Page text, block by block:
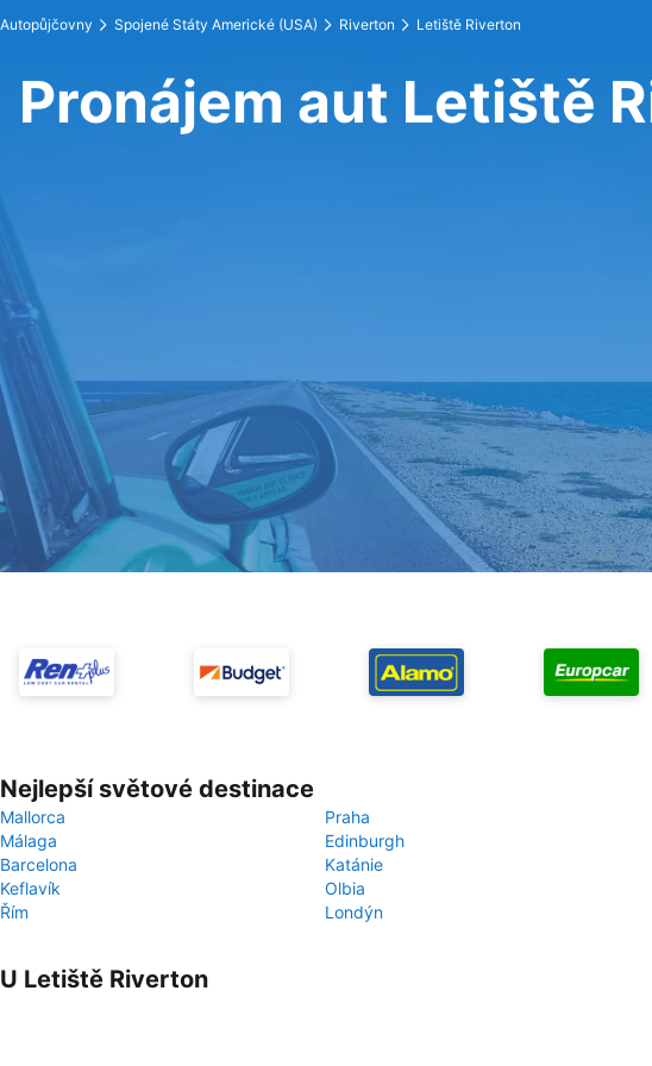
Autopůjčovny Spojené Státy Americké (USA) Riverton Letiště Riverton
Pronájem aut Letiště
Nejlepší světové destinace
Mallorca
Praha
Málaga
Edinburgh
Barcelona
Katánie
Keflavík
Olbia
Řím
Londýn
U Letiště Riverton